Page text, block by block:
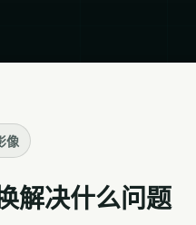
像
解决什么问题